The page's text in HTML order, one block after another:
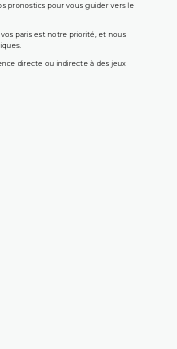
pronostics pour vous guider vers le
paris est notre priorité, et nous
directe ou indirecte à des jeux